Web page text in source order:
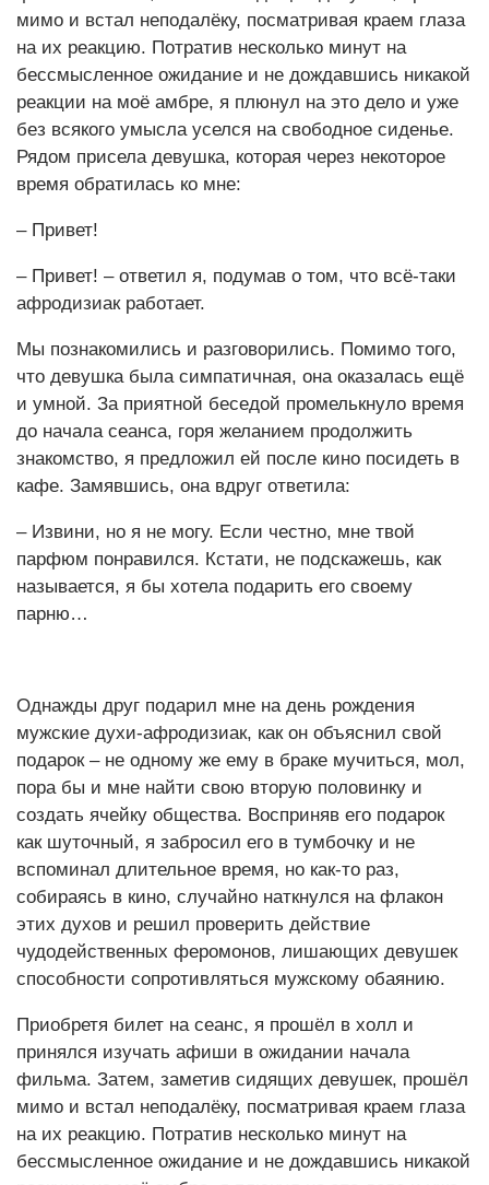
мимо и встал неподалёку, посматривая краем глаза
на их реакцию. Потратив несколько минут на
бессмысленное ожидание и не дождавшись никакой
реакции на моё амбре, я плюнул на это дело и уже
без всякого умысла уселся на свободное сиденье.
Рядом присела девушка, которая через некоторое
время обратилась ко мне:
– Привет!
– Привет! – ответил я, подумав о том, что всё-таки
афродизиак работает.
Мы познакомились и разговорились. Помимо того,
что девушка была симпатичная, она оказалась ещё
и умной. За приятной беседой промелькнуло время
до начала сеанса, горя желанием продолжить
знакомство, я предложил ей после кино посидеть в
кафе. Замявшись, она вдруг ответила:
– Извини, но я не могу. Если честно, мне твой
парфюм понравился. Кстати, не подскажешь, как
называется, я бы хотела подарить его своему
парню…
Однажды друг подарил мне на день рождения
мужские духи-афродизиак, как он объяснил свой
подарок – не одному же ему в браке мучиться, мол,
пора бы и мне найти свою вторую половинку и
создать ячейку общества. Восприняв его подарок
как шуточный, я забросил его в тумбочку и не
вспоминал длительное время, но как-то раз,
собираясь в кино, случайно наткнулся на флакон
этих духов и решил проверить действие
чудодейственных феромонов, лишающих девушек
способности сопротивляться мужскому обаянию.
Приобретя билет на сеанс, я прошёл в холл и
принялся изучать афиши в ожидании начала
фильма. Затем, заметив сидящих девушек, прошёл
мимо и встал неподалёку, посматривая краем глаза
на их реакцию. Потратив несколько минут на
бессмысленное ожидание и не дождавшись никакой